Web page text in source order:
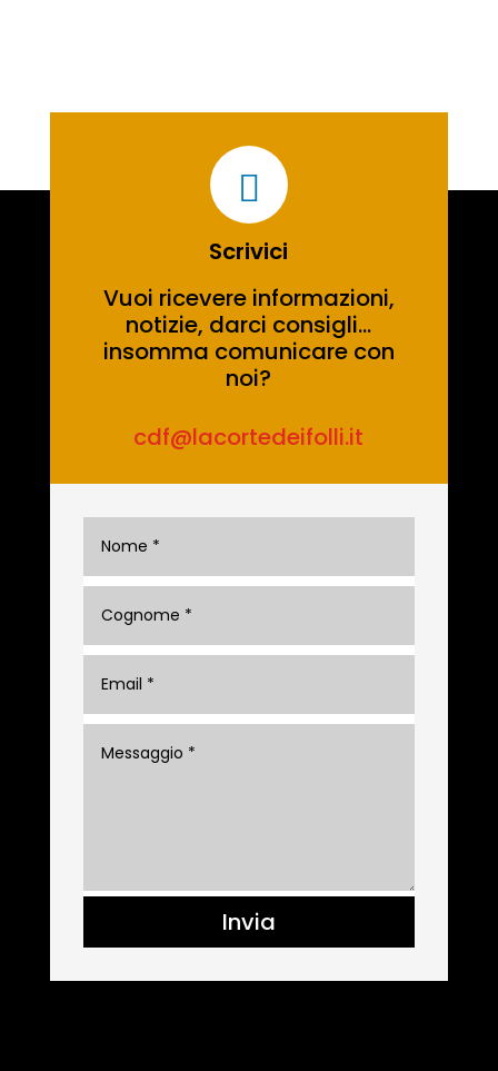

Scrivici
Vuoi ricevere informazioni,
notizie, darci consigli…
insomma comunicare con
noi?
cdf@lacortedeifolli.it
Invia